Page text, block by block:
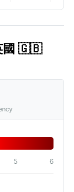
國 🇬🇧
5 6